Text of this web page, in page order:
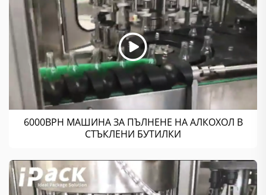
6000BPH МАШИНА ЗА ПЪЛНЕНЕ НА АЛКОХОЛ В
СТЪКЛЕНИ БУТИЛКИ